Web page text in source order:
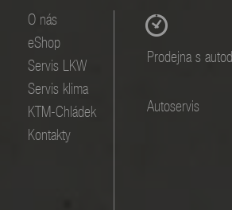
O nás
eShop
Servis LKW
Servis klima
KTM-Chládek
Kontakty
Prodejna s
Autoservis